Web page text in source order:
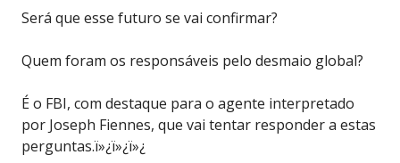
Será que esse futuro se vai confirmar?
Quem foram os responsáveis pelo desmaio global?
É o FBI, com destaque para o agente interpretado
por Joseph Fiennes, que vai tentar responder a estas
perguntas.ï»¿ï»¿ï»¿